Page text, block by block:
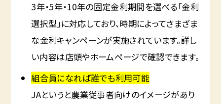
3年・5年・10年の固定金利期間を選べる「金利
選択型」に対応しており、時期によってさまざま
な金利キャンペーンが実施されています。詳し
い内容は店頭やホームページで確認できます。
組合員になれば誰でも利用可能
JAというと農業従事者向けのイメージがあり